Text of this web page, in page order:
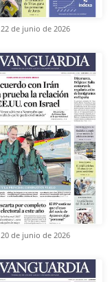
22 de junio de 2026
20 de junio de 2026